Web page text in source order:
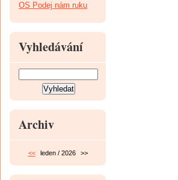
OS Podej nám ruku
Vyhledávání
Archiv
<< leden / 2026 >>